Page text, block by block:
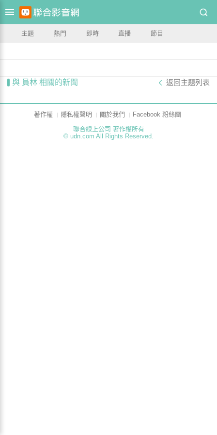
主題 熱門 即時 直播 節目
與 員林 相關的新聞 返回主題列表
著作權 隱私權聲明 關於我們
Facebook 粉絲團
聯合線上公司 著作權所有
© udn.com All Rights Reserved.